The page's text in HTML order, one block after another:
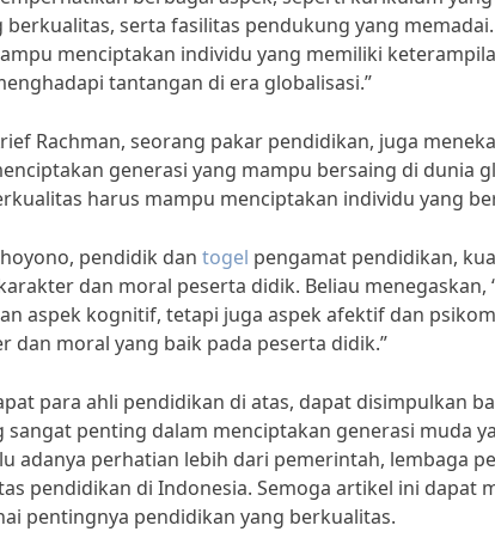
berkualitas, serta fasilitas pendukung yang
menciptakan individu yang memiliki
tantangan di era globalisasi.”
Rachman, seorang pakar pendidikan, juga
generasi yang mampu bersaing di dunia
harus mampu menciptakan individu yang
pendidik dan togel pengamat pendidikan,
dan moral peserta didik. Beliau
aspek kognitif, tetapi juga aspek afektif dan
dan moral yang baik pada peserta didik.”
para ahli pendidikan di atas, dapat disimpulkan
sangat penting dalam menciptakan generasi muda
adanya perhatian lebih dari pemerintah, lembaga
pendidikan di Indonesia. Semoga artikel ini dapat
pentingnya pendidikan yang berkualitas.